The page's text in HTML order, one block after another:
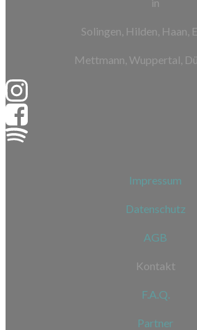
Solingen, Hilden, Haan,
Mettmann, Wuppertal,
Impressum
Datenschutz
AGB
Kontakt
F.A.Q.
Partner